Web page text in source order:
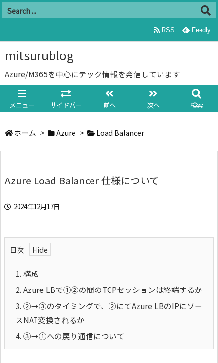
mitsurublog
Azure/M365を中心にテック情報を発信しています
メニュー サイドバー 前へ 次へ 検索
RSS Feedly
ホーム > Azure > Load Balancer
Azure Load Balancer 仕様について
2024年12月17日
目次
1. 構成
2. Azure LBで①②の間のTCPセッションは終端するか
3. ②→③のタイミングで、②にてAzure LBのIPにソー
スNAT変換されるか
4. ③→①への戻り通信について